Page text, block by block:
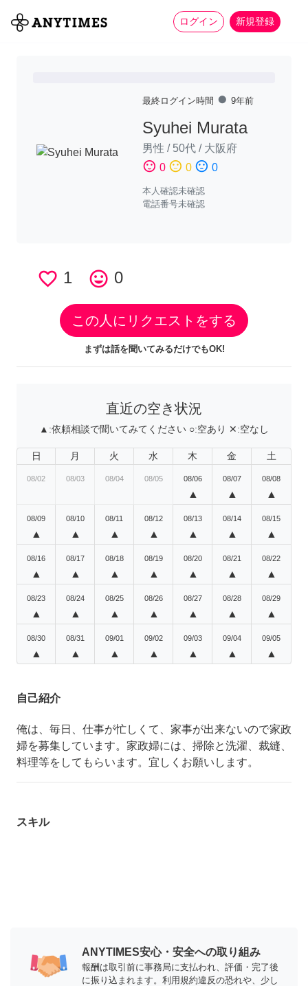
ログイン 新規登録
全て 家事 more_horiz
最終ログイン時間 fiber_manual_record 9年前
Syuhei Murata
男性 / 50代 / 大阪府
sentiment_satisfied 0 sentiment_neutral 0 sentiment_dissatisfied 0
本人確認未確認
電話番号未確認
favorite_border 1 tag_faces 0
この人にリクエストをする
まずは話を聞いてみるだけでもOK!
直近の空き状況
▲:依頼相談で聞いてみてください ○:空あり ✕:空なし
日 月 火 水 木 金 土
08/02 08/03 08/04 08/05 08/06
▲
08/07
▲
08/08
▲
08/09
▲
08/10
▲
08/11
▲
08/12
▲
08/13
▲
08/14
▲
08/15
▲
08/16
▲
08/17
▲
08/18
▲
08/19
▲
08/20
▲
08/21
▲
08/22
▲
08/23
▲
08/24
▲
08/25
▲
08/26
▲
08/27
▲
08/28
▲
08/29
▲
08/30
▲
08/31
▲
09/01
▲
09/02
▲
09/03
▲
09/04
▲
09/05
▲
自己紹介
俺は、毎日、仕事が忙しくて、家事が出来ないので家政
婦を募集しています。家政婦には、掃除と洗濯、裁縫、
料理等をしてもらいます。宜しくお願いします。
スキル
ANYTIMES安心・安全への取り組み
報酬は取引前に事務局に支払われ、評価・完了後
に振り込まれます。利用規約違反の恐れや、少し